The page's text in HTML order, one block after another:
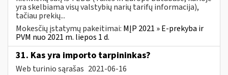
yra skelbiama visų valstybių narių tarifų informacija),
tačiau prekių...
Mokesčių įstatymų pakeitimai: MĮP 2021 » E-prekyba ir
PVM nuo 2021 m. liepos 1 d.
31. Kas yra importo tarpininkas?
Web turinio sąrašas 2021-06-16